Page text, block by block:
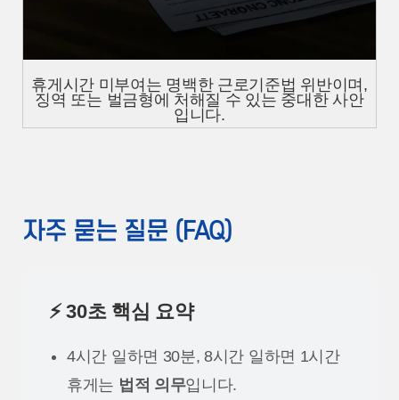
휴게시간 미부여는 명백한 근로기준법 위반이며,
징역 또는 벌금형에 처해질 수 있는 중대한 사안
입니다.
자주 묻는 질문 (FAQ)
⚡ 30초 핵심 요약
4시간 일하면 30분, 8시간 일하면 1시간
휴게는 법적 의무입니다.